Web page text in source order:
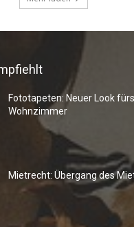
Fototapeten: Neuer Look fürs
Wohnzimmer
Mietrecht: Übergang des